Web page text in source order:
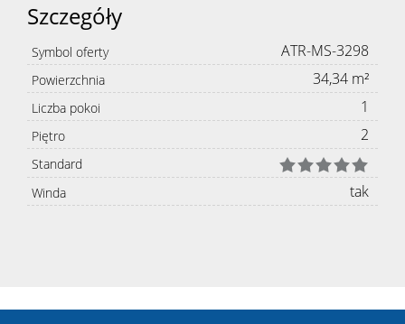
Szczegóły
Symbol oferty ATR-MS-3298
Powierzchnia 34,34 m²
Liczba pokoi 1
Piętro 2
Standard
Winda
tak